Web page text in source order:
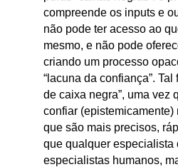
compreende os inputs e
não pode ter acesso ao
mesmo, e não pode
criando um processo
“lacuna da confiança”.
de caixa negra”, uma vez
confiar (epistemicamente)
que são mais precisos,
que qualquer especialista
especialistas humanos,